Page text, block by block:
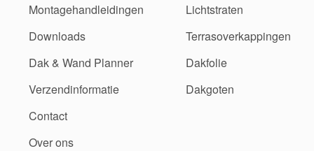
Montagehandleidingen
Downloads
Dak & Wand Planner
Verzendinformatie
Contact
Over ons
Lichtstraten
Terrasoverkappingen
Dakfolie
Dakgoten